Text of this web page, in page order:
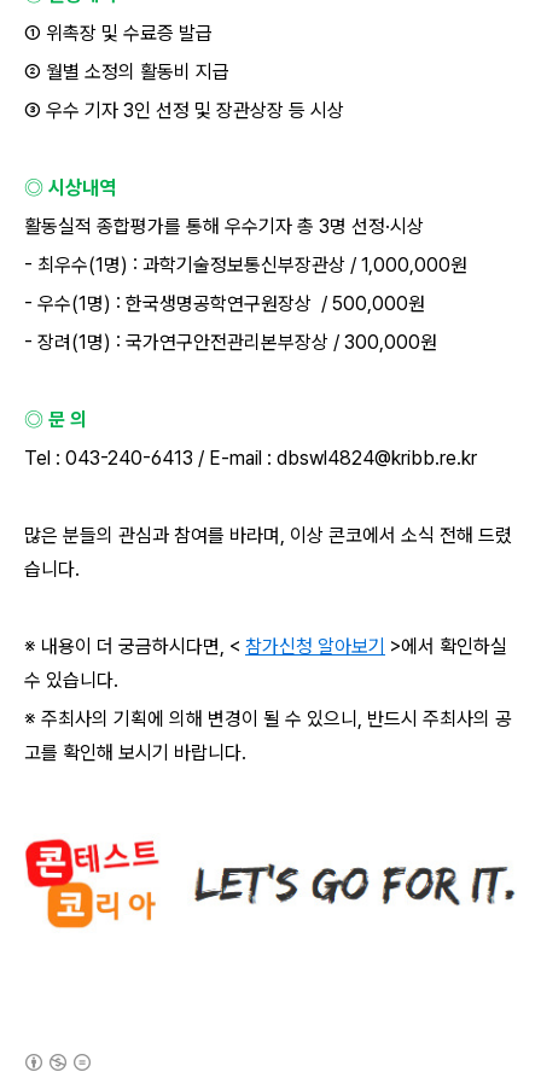
① 위촉장 및 수료증 발급
② 월별 소정의 활동비 지급
③ 우수 기자 3인 선정 및 장관상장 등 시상
◎ 시상내역
활동실적 종합평가를 통해 우수기자 총 3명 선정·시상
- 최우수(1명) : 과학기술정보통신부장관상 / 1,000,000원
- 우수(1명) : 한국생명공학연구원장상 / 500,000원
- 장려(1명) : 국가연구안전관리본부장상 / 300,000원
◎ 문 의
Tel : 043-240-6413 / E-mail : dbswl4824@kribb.re.kr
많은 분들의 관심과 참여를 바라며, 이상 콘코에서 소식 전해 드렸
습니다.
※ 내용이 더 궁금하시다면, < 참가신청 알아보기 >에서 확인하실
수 있습니다.
※ 주최사의 기획에 의해 변경이 될 수 있으니, 반드시 주최사의 공
고를 확인해 보시기 바랍니다.